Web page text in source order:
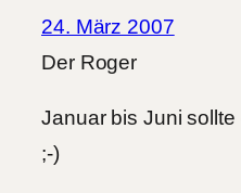
24. März 2007
Der Roger
Januar bis Juni
;-)